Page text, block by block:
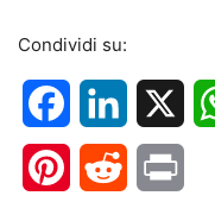
Condividi su:
FacebookLinkedIn
PinterestReddit